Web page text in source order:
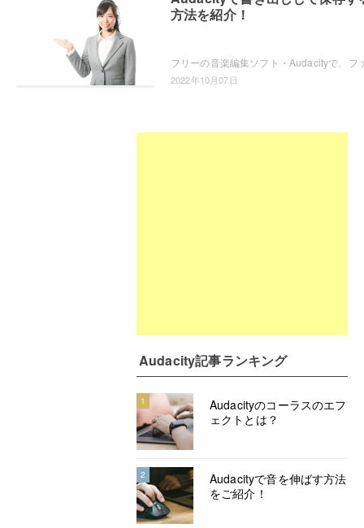
方法を紹介！
2022年10月07日
Audacity記事ランキング
1
Audacityのコーラスのエフ
ェクトとは？
2
Audacityで音を伸ばす方法
をご紹介！